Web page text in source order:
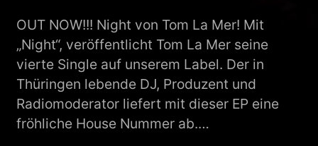
OUT NOW!!! Night von Tom La Mer! Mit
„Night“, veröffentlicht Tom La Mer seine
vierte Single auf unserem Label. Der in
Thüringen lebende DJ, Produzent und
Radiomoderator liefert mit dieser EP eine
fröhliche House Nummer ab.…